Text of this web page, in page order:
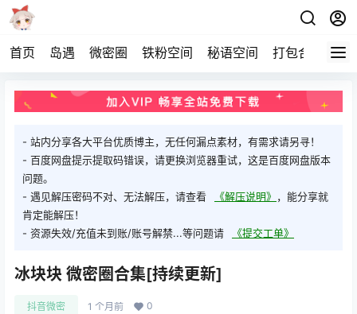
首页 岛遇 微密圈 铁粉空间 秘语空间 打包合集 关
- 站内分享各大平台优质博主，无任何漏点素材，有需求请另寻！
- 百度网盘提示提取码错误，请更换浏览器重试，这是百度网盘版本
问题。
- 遇见解压密码不对、无法解压，请查看
《解压说明》 ，能分享就
肯定能解压！
- 资源失效/充值未到账/账号解禁...等问题请
《提交工单》
冰块块 微密圈合集[持续更新]
抖音微密 1 个月前 0